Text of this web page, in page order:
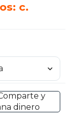
c.
y
dinero